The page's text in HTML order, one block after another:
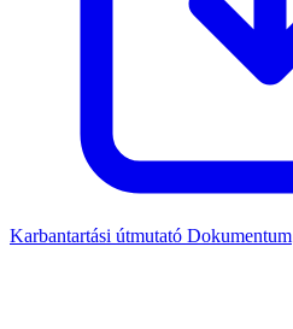
Karbantartási útmutató Dokumentum